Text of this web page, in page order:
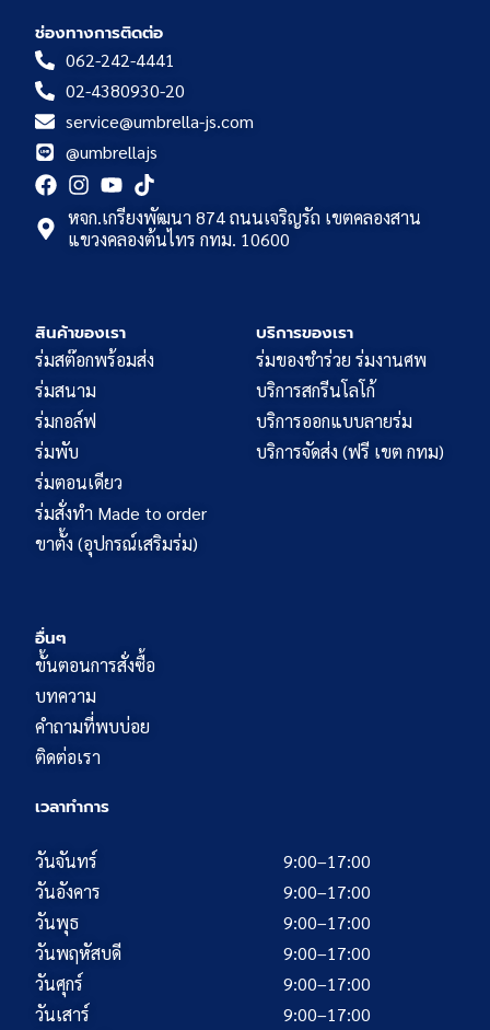
สินค้าของเรา
ร่มสต๊อกพร้อมส่ง
ร่มสนาม
ร่มกอล์ฟ
ร่มพับ
ร่มตอนเดียว
ร่มสั่งทำ Made to order
ขาตั้ง (อุปกรณ์เสริมร่ม)
บริการของเรา
ร่มของชำร่วย ร่มงานศพ
บริการสกรีนโลโก้
บริการออกแบบลายร่ม
บริการจัดส่ง (ฟรี เขต กทม)
อื่นๆ
ขั้นตอนการสั่งซื้อ
บทความ
คำถามที่พบบ่อย
ติดต่อเรา
เวลาทำการ
วันจันทร์
วันอังคาร
วันพุธ
วันพฤหัสบดี
วันศุกร์
วันเสาร์
9:00–17:00
9:00–17:00
9:00–17:00
9:00–17:00
9:00–17:00
9:00–17:00
ช่องทางการติดต่อ
062-242-4441
02-4380930-20
service@umbrella-js.com
@umbrellajs
หจก.เกรียงพัฒนา 874 ถนนเจริญรัถ เขตคลองสาน
แขวงคลองต้นไทร กทม. 10600